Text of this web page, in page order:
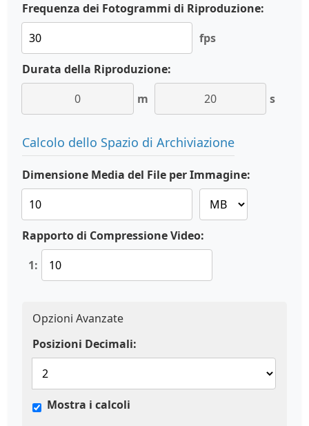
Frequenza dei Fotogrammi di Riproduzione:
fps
Durata della Riproduzione:
m
s
Calcolo dello Spazio di Archiviazione
Dimensione Media del File per Immagine:
Rapporto di Compressione Video:
1:
Opzioni Avanzate
Posizioni Decimali:
Mostra i calcoli